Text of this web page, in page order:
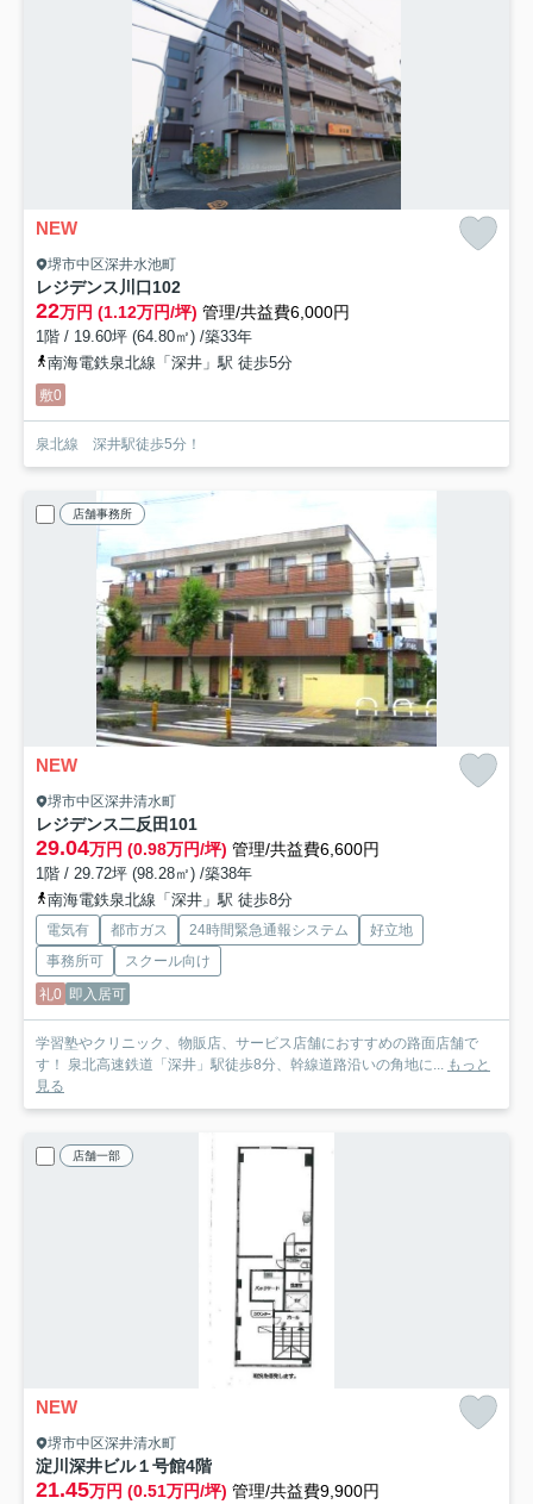
NEW
堺市中区深井水池町
レジデンス川口102
22万円 (1.12万円/坪) 管理/共益費6,000円
1階 / 19.60坪 (64.80㎡) /築33年
南海電鉄泉北線「深井」駅 徒歩5分
敷0
泉北線 深井駅徒歩5分！
店舗事務所
NEW
堺市中区深井清水町
レジデンス二反田101
29.04万円 (0.98万円/坪) 管理/共益費6,600円
1階 / 29.72坪 (98.28㎡) /築38年
南海電鉄泉北線「深井」駅 徒歩8分
電気有 都市ガス 24時間緊急通報システム
好立地
事務所可
スクール向け
礼0 即入居可
学習塾やクリニック、物販店、サービス店舗におすすめの路面店舗で
す！ 泉北高速鉄道「深井」駅徒歩8分、幹線道路沿いの角地に... もっと
見る
店舗一部
NEW
堺市中区深井清水町
淀川深井ビル１号館4階
21.45万円 (0.51万円/坪) 管理/共益費9,900円